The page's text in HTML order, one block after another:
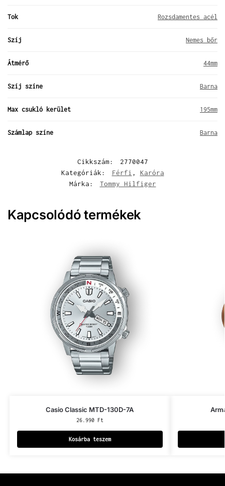
Tok Rozsdamentes acél
Szíj Nemes bőr
Átmérő 44mm
Szíj színe Barna
Max csukló kerület 195mm
Számlap színe Barna
Cikkszám:
2770047
Kategóriák:
Férfi , Karóra
Márka:
Tommy Hilfiger
Kapcsolódó termékek
Casio Classic MTD-130D-7A
26.990 Ft
Kosárba teszem